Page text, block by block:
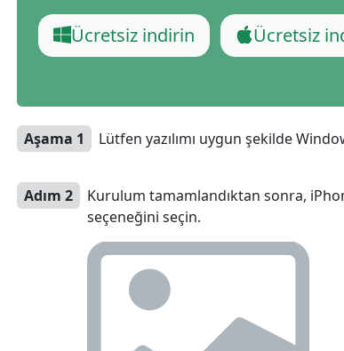
Ücretsiz indirin Ücretsiz
Aşama 1 Lütfen yazılımı uygun şekilde
Adım 2
Kurulum tamamlandıktan sonra,
seçeneğini seçin.